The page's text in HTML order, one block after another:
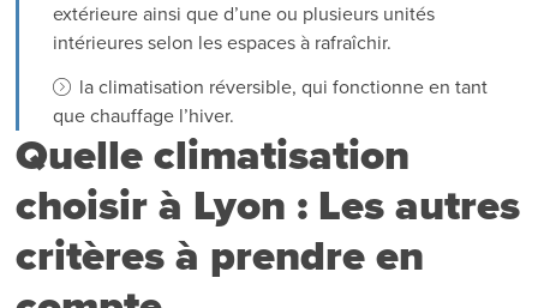
extérieure ainsi que d’une ou plusieurs unités
intérieures selon les espaces à rafraîchir.
la climatisation réversible, qui fonctionne en tant
que chauffage l’hiver.
Quelle climatisation
choisir à Lyon : Les autres
critères à prendre en